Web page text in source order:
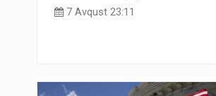
7 Avqust 23:11